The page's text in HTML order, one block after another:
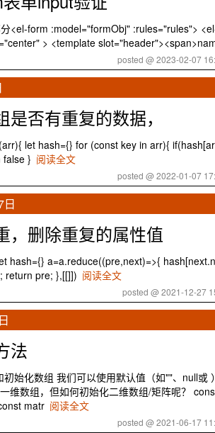
<el-form :model="formObj" :rules="rules">
> <template
posted @ 2023-02-07
是否有重复的数据，
let hash={} for (const key in arr){
false } 阅读全文
posted @ 2022-01-07
日
，删除重复的属性值
hash={} a=a.reduce((pre,next)=>{
return pre; },[[]]) 阅读全文
posted @ 2021-12-27
法
初始化数组 我们可以使用默认值（如""、null或
维数组，但如何初始化二维数组/矩阵呢？
matr 阅读全文
posted @ 2021-06-17